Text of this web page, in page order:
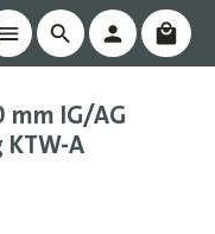
mm IG/AG
A